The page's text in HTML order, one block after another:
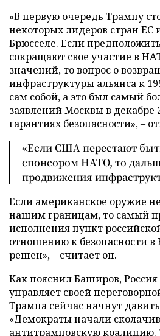
«В первую очередь Трампу
некоторых лидеров стран ЕС
Брюсселе. Если
сокращают свое участие в
значений, то вопрос о
инфраструктуры альянса к
сам собой, а это был самый
заявлений Москвы в декабре
гарантиях безопасности», –
«Если США перестают
спонсором НАТО, то
продвижения
Если американское оружие
нашим границам, то самый
исполнения пункт
отношению к безопасности в
решен», – считает он.
Как пояснил Баширов, Россия
управляет своей
Трампа сейчас начнут
«Демократы начали
антитрамповскую коалицию.